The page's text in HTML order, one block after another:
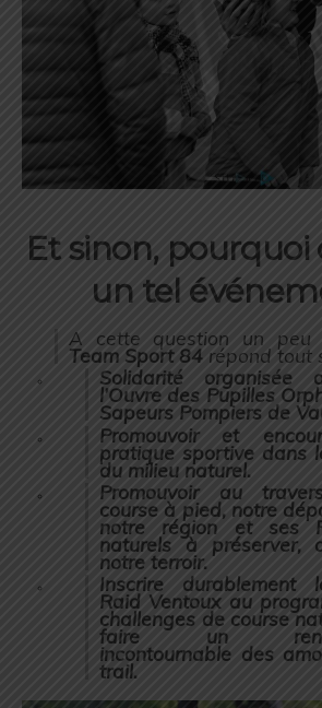
Et sinon, pourquoi
un tel
A cette question un peu
Team Sport 84 répond tout
Solidarité organisée
l’Ouvre des Pupilles
Sapeurs Pompiers de
Promouvoir et
pratique sportive dans
du milieu naturel.
Promouvoir au
course à pied, notre
notre région et ses
naturels à préserver,
notre terroir.
Inscrire durablement
Raid Ventoux au
challenges de course
faire un
incontournable des
trail.